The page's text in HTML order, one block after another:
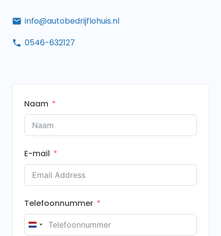
info@autobedrijflohuis.nl
0546-632127
Naam
E-mail
Telefoonnummer
Netherlands